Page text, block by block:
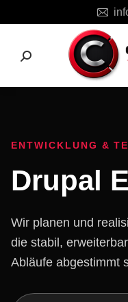
Search:
ENTWICKLUNG &
Drupal
Wir planen und
die stabil,
Abläufe abgestimmt